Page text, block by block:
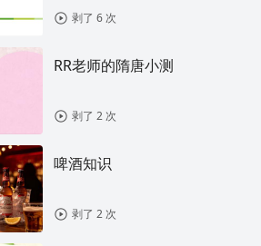
剥了 6 次
RR老师的隋唐小测
剥了 2 次
啤酒知识
剥了 2 次